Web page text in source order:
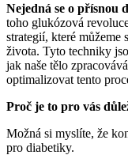
Nejedná se o přísnou
toho glukózová
strategií, které můžeme
života. Tyto techniky
jak naše tělo
optimalizovat tento
Proč je to pro vás
Možná si myslíte, že
pro diabetiky.